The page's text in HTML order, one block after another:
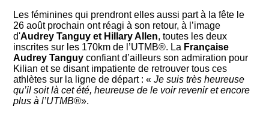
Les féminines qui prendront elles aussi part à la fête le
26 août prochain ont réagi à son retour, à l’image
d'Audrey Tanguy et Hillary Allen, toutes les deux
inscrites sur les 170km de l’UTMB®. La Française
Audrey Tanguy confiant d’ailleurs son admiration pour
Kilian et se disant impatiente de retrouver tous ces
athlètes sur la ligne de départ : «Je suis très heureuse
qu’il soit là cet été, heureuse de le voir revenir et encore
plus à l’UTMB®».